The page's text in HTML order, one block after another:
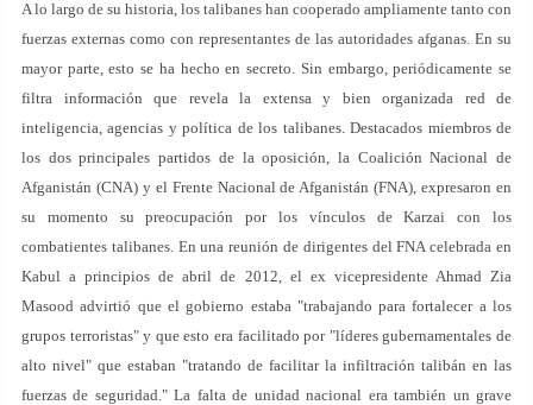
A lo largo de su historia, los talibanes han cooperado ampliamente tanto con
fuerzas externas como con representantes de las autoridades afganas. En su
mayor parte, esto se ha hecho en secreto. Sin embargo, periódicamente se
filtra información que revela la extensa y bien organizada red de
inteligencia, agencias y política de los talibanes. Destacados miembros de
los dos principales partidos de la oposición, la Coalición Nacional de
Afganistán (CNA) y el Frente Nacional de Afganistán (FNA), expresaron en
su momento su preocupación por los vínculos de Karzai con los
combatientes talibanes. En una reunión de dirigentes del FNA celebrada en
Kabul a principios de abril de 2012, el ex vicepresidente Ahmad Zia
Masood advirtió que el gobierno estaba "trabajando para fortalecer a los
grupos terroristas" y que esto era facilitado por "líderes gubernamentales de
alto nivel" que estaban "tratando de facilitar la infiltración talibán en las
fuerzas de seguridad." La falta de unidad nacional era también un grave